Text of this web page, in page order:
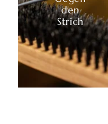
den
Strich